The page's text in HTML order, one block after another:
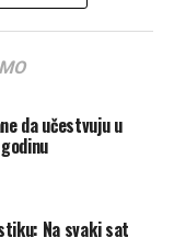
o položaju
je rekao,
vodi
Srbije
faktor.
da učestvuju u
Na svaki sat